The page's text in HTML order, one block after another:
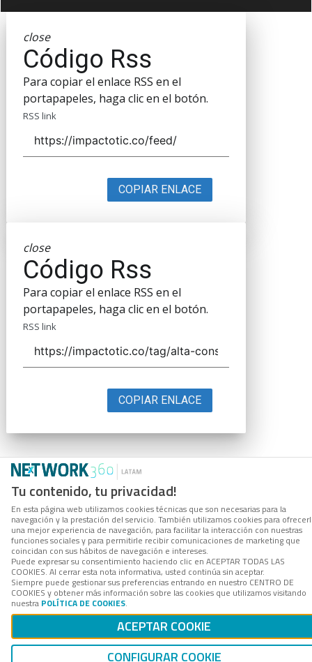
Tu contenido, tu privacidad!
En esta página web utilizamos cookies técnicas que son necesarias para la
navegación y la prestación del servicio. También utilizamos cookies para
una mejor experiencia de navegación, para facilitar la interacción con nuestras
funciones sociales y para permitirle recibir comunicaciones de marketing que
coincidan con sus hábitos de navegación e intereses.
Puede expresar su consentimiento haciendo clic en ACEPTAR TODAS LAS
COOKIES. Al cerrar esta nota informativa, usted continúa sin aceptar.
Siempre puede gestionar sus preferencias entrando en nuestro CENTRO DE
COOKIES y obtener más información sobre las cookies que utilizamos visitando
nuestra POLÍTICA DE COOKIES.
ACEPTAR COOKIE
CONFIGURAR COOKIE
close
Código Rss
Para copiar el enlace RSS en el
portapapeles, haga clic en el botón.
RSS link
COPIAR ENLACE
close
Código Rss
Para copiar el enlace RSS en el
portapapeles, haga clic en el botón.
RSS link
COPIAR ENLACE